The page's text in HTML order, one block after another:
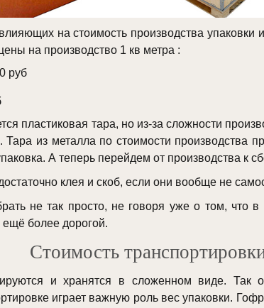
на стоимость производства упаковки
на производство 1 кв метра :
руб
пластиковая тара, но из-за сложности
из металла по стоимости производства
А теперь перейдем от производства к
клея и скоб, если они вообще не
не так просто, не говоря уже о том, что в
ещё более дорогой.
Стоимость
и хранятся в сложенном виде.
играет важную роль вес упаковки.